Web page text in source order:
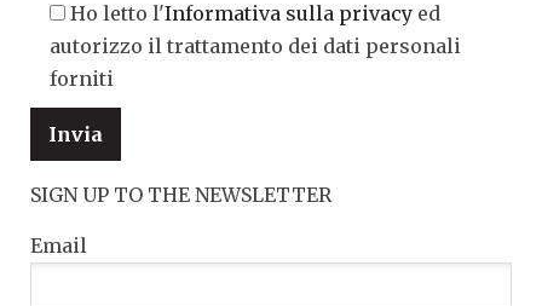
Ho letto l'Informativa sulla privacy ed
autorizzo il trattamento dei dati personali
forniti
SIGN UP TO THE NEWSLETTER
Email